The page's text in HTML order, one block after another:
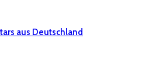
aus Deutschland